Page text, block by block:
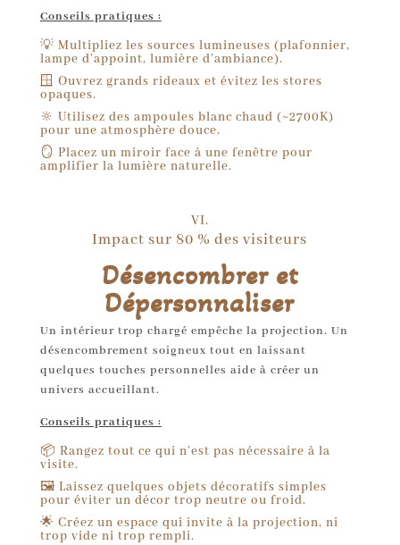
Conseils pratiques :
💡 Multipliez les sources lumineuses (plafonnier,
lampe d’appoint, lumière d’ambiance).
🪟 Ouvrez grands rideaux et évitez les stores
opaques.
🔆 Utilisez des ampoules blanc chaud (~2700K)
pour une atmosphère douce.
🪞 Placez un miroir face à une fenêtre pour
amplifier la lumière naturelle.
VI.
Impact sur 80 % des visiteurs
Désencombrer et
Dépersonnaliser
Un intérieur trop chargé empêche la projection. Un
désencombrement soigneux tout en laissant
quelques touches personnelles aide à créer un
univers accueillant.
Conseils pratiques :
📦 Rangez tout ce qui n’est pas nécessaire à la
visite.
🖼 Laissez quelques objets décoratifs simples
pour éviter un décor trop neutre ou froid.
🌟 Créez un espace qui invite à la projection, ni
trop vide ni trop rempli.